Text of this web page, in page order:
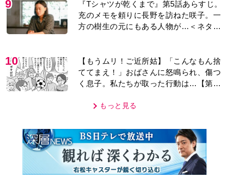
9
『Tシャツが乾くまで』第5話あらすじ。
充のメモを頼りに長野を訪ねた咲子。一
方の樹生の元にもある人物が…＜ネタバ
10
【もうムリ！ご近所姑】「こんなもん捨
ててまえ！」おばさんに怒鳴られ、傷つ
く息子。私たちが取った行動は…【第3
もっと見る